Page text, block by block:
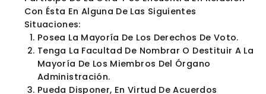
25% De Participación En El Capital Social O
Derechos De Voto De Ambas Personas.
Cuando Sean Sociedades Que Pertenezcan A
Misma Unidad De Decisión O Grupo
Empresarial.En Particular, Dos Sociedades
Forman Parte De La Misma Unidad De Decisión